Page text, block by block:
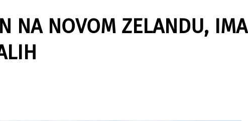
NA NOVOM ZELANDU, IMA